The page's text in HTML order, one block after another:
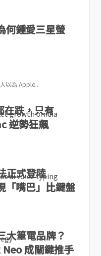
何鍾愛三星螢
以為 Apple...
在跌，只有
逆勢狂飆
正式登陸
「嘴巴」比鍵盤
大筆電品牌？
成關鍵推手